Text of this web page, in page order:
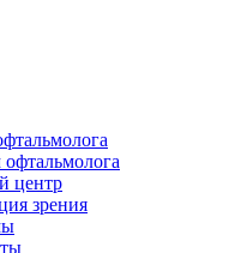
центр
зрения